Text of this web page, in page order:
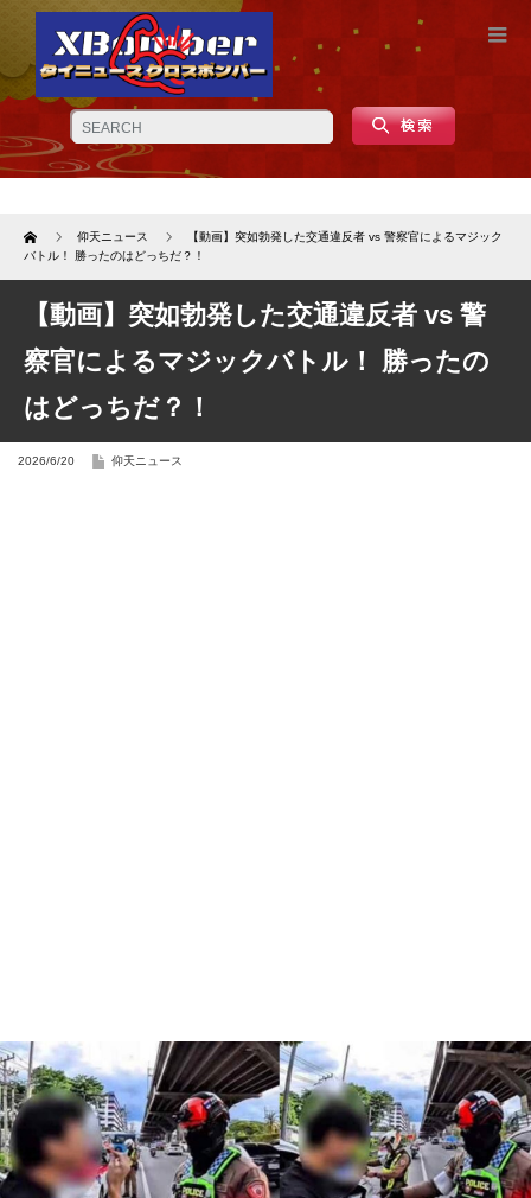
Home 仰天ニュース
【動画】突如勃発した交通違反者 vs 警察官によるマジック
バトル！ 勝ったのはどっちだ？！
【動画】突如勃発した交通違反者 vs 警
察官によるマジックバトル！ 勝ったの
はどっちだ？！
2026/6/20 仰天ニュース